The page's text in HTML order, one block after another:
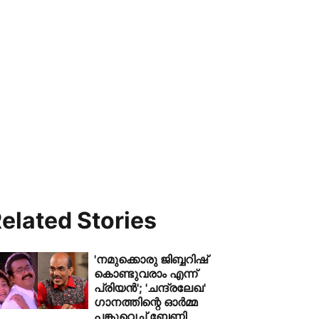
Stories
'നമുക്കൊരു ജിബ്ബറിഷ്
കൊണ്ടുവരാം എന്ന്
പ്രിയൻ'; 'ചന്ദ്രലേഖ'
ഗാനത്തിന്റെ ഓർമ്മ
പങ്കുവെച്ച് ബേണി